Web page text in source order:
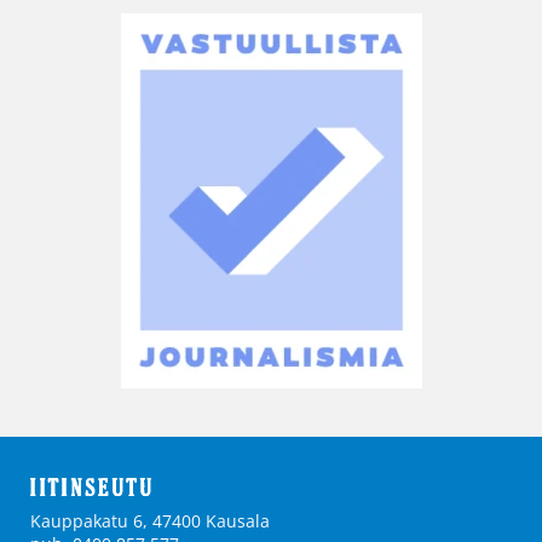
Kauppakatu 6, 47400 Kausala